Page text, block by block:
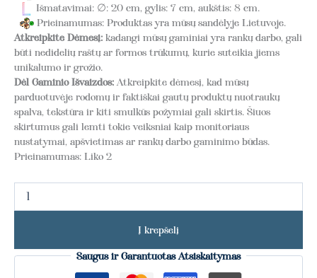
Išmatavimai: ∅: 20 cm, gylis: 7 cm, aukštis: 8 cm.
Prieinamumas: Produktas yra mūsų sandėlyje Lietuvoje.
Atkreipkite Dėmesį: kadangi mūsų gaminiai yra rankų darbo, gali
būti nedidelių raštų ar formos trūkumų, kurie suteikia jiems
unikalumo ir grožio.
Dėl Gaminio Išvaizdos: Atkreipkite dėmesį, kad mūsų
parduotuvėje rodomų ir faktiškai gautų produktų nuotraukų
spalva, tekstūra ir kiti smulkūs požymiai gali skirtis. Šiuos
skirtumus gali lemti tokie veiksniai kaip monitoriaus
nustatymai, apšvietimas ar rankų darbo gaminimo būdas.
Prieinamumas: Liko 2
Į krepšelį
Saugus ir Garantuotas Atsiskaitymas